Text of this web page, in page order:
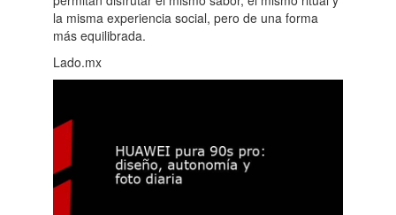
la misma experiencia social, pero de una forma
más equilibrada.
Lado.mx